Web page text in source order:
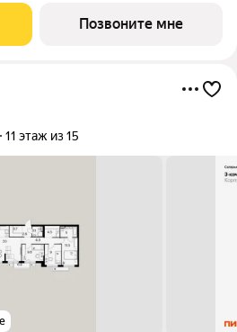
большие окна, с отделкой.
Позвоните мне
11 этаж из 15